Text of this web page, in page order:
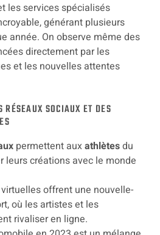
les services spécialisés
générant plusieurs
année. On observe même des
directement par les
et les nouvelles attentes
RÉSEAUX SOCIAUX ET DES
permettent auxathlètesdu
leurs créations avec le monde
offrent une nouvelle-
où les artistes et les
rivaliser en ligne.